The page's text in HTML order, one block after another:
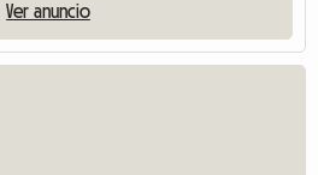
Ver anuncio